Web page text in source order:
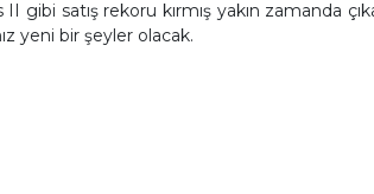
gibi satış rekoru kırmış yakın zamanda
yeni bir şeyler olacak.